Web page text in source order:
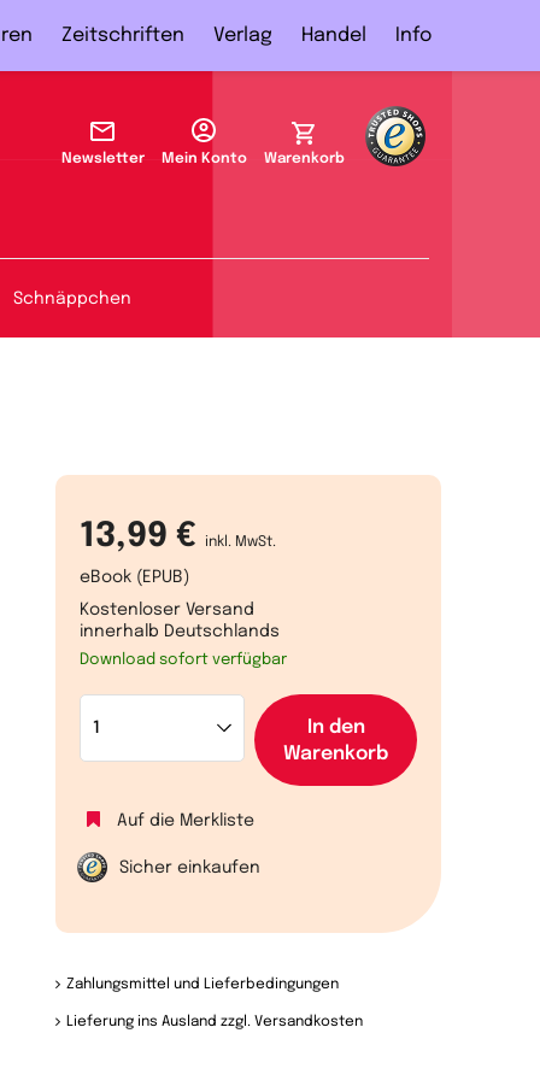
Zeitschriften Verlag Handel Info
Newsletter Mein Konto Warenkorb
Schnäppchen
13,99 € inkl. MwSt.
eBook (EPUB)
Kostenloser Versand
innerhalb Deutschlands
Download sofort verfügbar
In den
Warenkorb
Auf die Merkliste
Sicher einkaufen
Zahlungsmittel und Lieferbedingungen
Lieferung ins Ausland zzgl. Versandkosten